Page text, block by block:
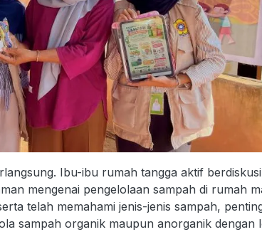
Ibu-ibu rumah tangga aktif
mengenai pengelolaan sampah di rumah
telah memahami jenis-jenis sampah,
sampah organik maupun anorganik dengan